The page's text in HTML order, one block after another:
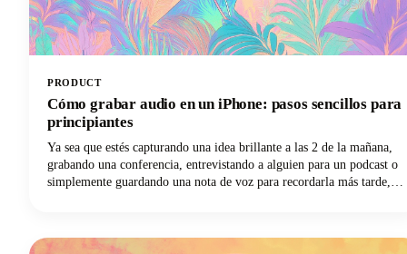
PRODUCT
Cómo grabar audio en un iPhone: pasos sencillos para
principiantes
Ya sea que estés capturando una idea brillante a las 2 de la mañana,
grabando una conferencia, entrevistando a alguien para un podcast o
simplemente guardando una nota de voz para recordarla más tarde,